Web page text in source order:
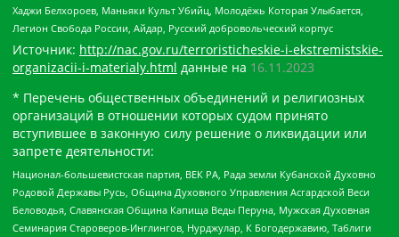
Хаджи Белхороев, Маньяки Культ Убийц, Молодёжь Которая Улыбается,
Легион Свобода России, Айдар, Русский добровольческий корпус
Источник: http://nac.gov.ru/terroristicheskie-i-ekstremistskie-
organizacii-i-materialy.html данные на 16.11.2023
* Перечень общественных объединений и религиозных
организаций в отношении которых судом принято
вступившее в законную силу решение о ликвидации или
запрете деятельности:
Национал-большевистская партия, ВЕК РА, Рада земли Кубанской Духовно
Родовой Державы Русь, Община Духовного Управления Асгардской Веси
Беловодья, Славянская Община Капища Веды Перуна, Мужская Духовная
Семинария Староверов-Инглингов, Нурджулар, К Богодержавию, Таблиги